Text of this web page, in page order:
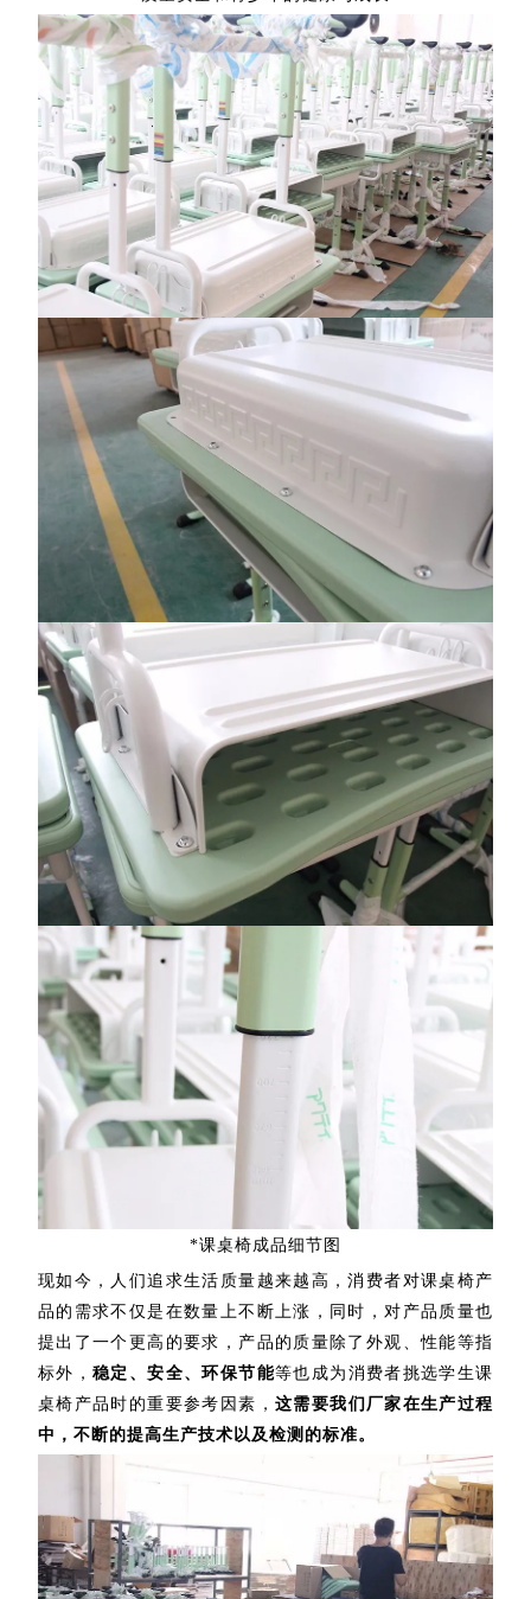
*课桌椅成品细节图
现如今，人们追求生活质量越来越高，消费者对课桌椅产
品的需求不仅是在数量上不断上涨，同时，对产品质量也
提出了一个更高的要求，产品的质量除了外观、性能等指
标外， 稳定、安全、环保节能等也成为消费者挑选学生课
桌椅产品时的重要参考因素， 这需要我们厂家在生产过程
中，不断的提高生产技术以及检测的标准。